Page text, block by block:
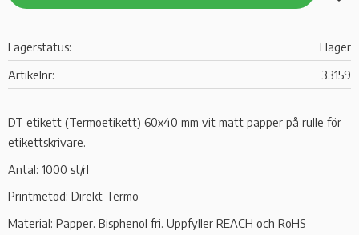
Lagerstatus
I lager
Artikelnr
33159
DT etikett (Termoetikett) 60x40 mm vit matt papper på rulle för
etikettskrivare.
Antal: 1000 st/rl
Printmetod: Direkt Termo
Material: Papper. Bisphenol fri. Uppfyller REACH och RoHS